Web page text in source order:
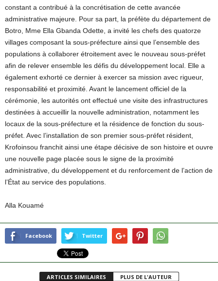
constant a contribué à la concrétisation de cette avancée
administrative majeure. Pour sa part, la préfète du département de
Botro, Mme Ella Gbanda Odette, a invité les chefs des quatorze
villages composant la sous-préfecture ainsi que l’ensemble des
populations à collaborer étroitement avec le nouveau sous-préfet
afin de relever ensemble les défis du développement local. Elle a
également exhorté ce dernier à exercer sa mission avec rigueur,
responsabilité et proximité. Avant le lancement officiel de la
cérémonie, les autorités ont effectué une visite des infrastructures
destinées à accueillir la nouvelle administration, notamment les
locaux de la sous-préfecture et la résidence de fonction du sous-
préfet. Avec l’installation de son premier sous-préfet résident,
Krofoinsou franchit ainsi une étape décisive de son histoire et ouvre
une nouvelle page placée sous le signe de la proximité
administrative, du développement et du renforcement de l’action de
l’État au service des populations.
Alla Kouamé
Facebook Twitter
ARTICLES SIMILAIRES PLUS DE L'AUTEUR